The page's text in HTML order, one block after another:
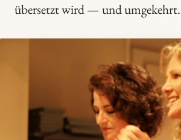
übersetzt wird — und umgekehrt.